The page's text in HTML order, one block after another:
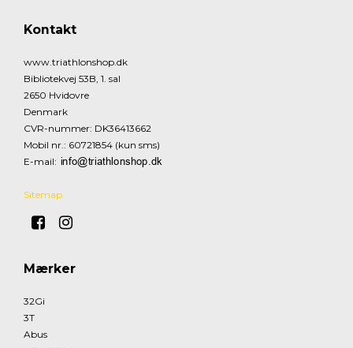
Kontakt
www.triathlonshop.dk
Bibliotekvej 53B, 1. sal
2650 Hvidovre
Denmark
CVR-nummer: DK36413662
Mobil nr.: 60721854 (kun sms)
E-mail:
Sitemap
Mærker
32Gi
3T
Abus